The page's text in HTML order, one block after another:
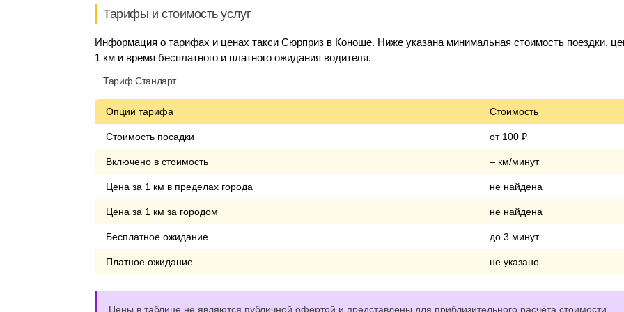
Тарифы и стоимость услуг
Информация о тарифах и ценах такси Сюрприз в Коноше. Ниже указана минимальная стоимость поездки,
1 км и время бесплатного и платного ожидания водителя.
Тариф Стандарт
Опции тарифа Стоимость
Стоимость посадки от 100 ₽
Включено в стоимость – км/минут
Цена за 1 км в пределах города не найдена
Цена за 1 км за городом не найдена
Бесплатное ожидание до 3 минут
Платное ожидание не указано
Цены в таблице не являются публичной офертой и представлены для приблизительного расчёта стоимости